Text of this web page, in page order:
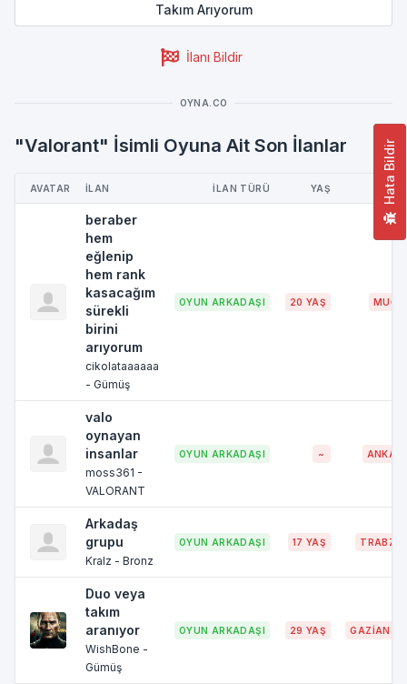
Hata Bildir
Takım Arıyorum
İlanı Bildir
OYNA.CO
"Valorant" İsimli Oyuna Ait Son İlanlar
AVATAR İLAN İLAN TÜRÜ YAŞ
beraber
hem
eğlenip
hem rank
kasacağım
sürekli
birini
arıyorum
cikolataaaaaa
- Gümüş
OYUN ARKADAŞI 20 YAŞ
valo
oynayan
insanlar
moss361 -
VALORANT
OYUN ARKADAŞI ~
Arkadaş
grupu
Kralz - Bronz
OYUN ARKADAŞI 17 YAŞ
Duo veya
takım
aranıyor
WishBone -
Gümüş
OYUN ARKADAŞI 29 YAŞ